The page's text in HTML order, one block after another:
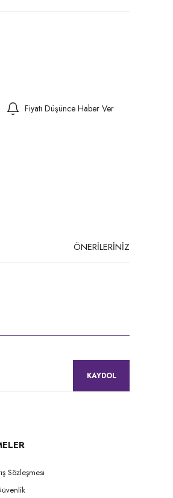
Fiyatı Düşünce Haber Ver
ÖNERİLERİNİZ
KAYDOL
Sözleşmesi